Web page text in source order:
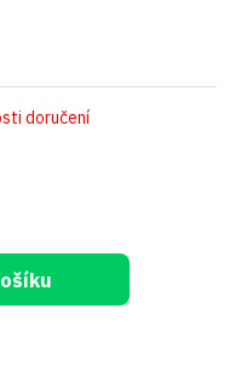
doručení